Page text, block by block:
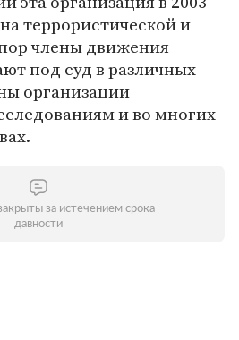
террористической и
члены движения
под суд в различных
организации
и во многих
за истечением срока
давности